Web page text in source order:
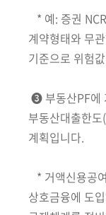
* 예: 증권
계약형태와 무
기준으로 위험
➌ 부동산PF에
부동산대출한도
계획입니다.
* 거액신용공
상호금융에 도